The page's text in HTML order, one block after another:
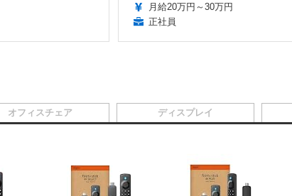
月給20万円～30万円
正社員
オフィスチェア ディスプレイ